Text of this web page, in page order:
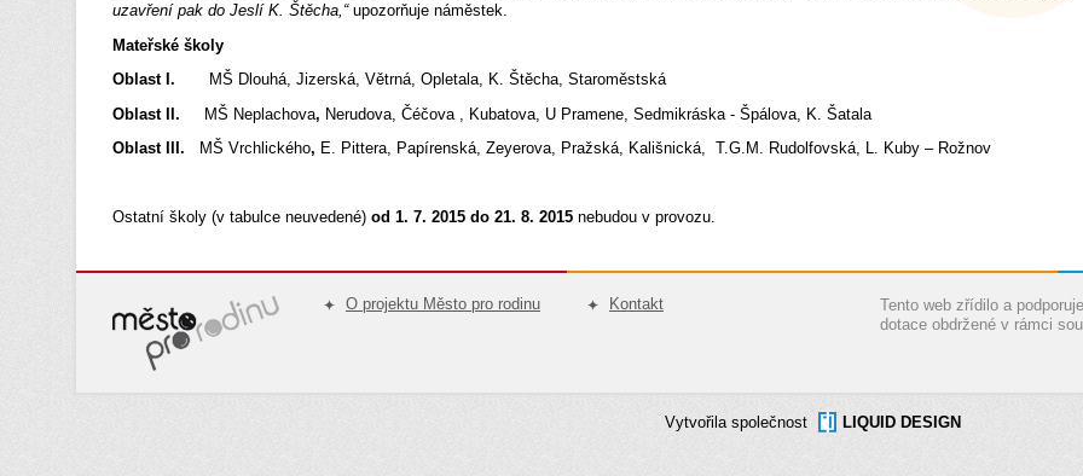
uzavření pak do Jeslí K. Štěcha,“ upozorňuje náměstek.
Mateřské školy
Oblast I.
MŠ Dlouhá, Jizerská, Větrná, Opletala, K. Štěcha, Staroměstská
Oblast II. MŠ Neplachova, Nerudova, Čéčova , Kubatova, U Pramene, Sedmikráska - Špálova, K. Šatala
Oblast III.
MŠ Vrchlického, E. Pittera, Papírenská, Zeyerova, Pražská, Kališnická, T.G.M. Rudolfovská, L. Kuby – Rožnov
Ostatní školy (v tabulce neuvedené) od 1. 7. 2015 do 21. 8. 2015 nebudou v provozu.
O projektu Město pro rodinu Kontakt
Tento web zřídilo a
dotace obdržené v rámci
Vytvořila společnost LIQUID DESIGN